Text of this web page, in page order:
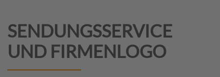
SENDUNGSSERVICE
UND FIRMENLOGO